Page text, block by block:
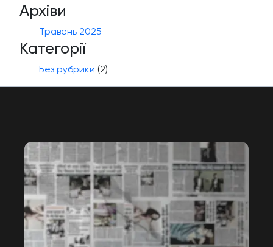
Архіви
Травень 2025
Категорії
Без рубрики (2)